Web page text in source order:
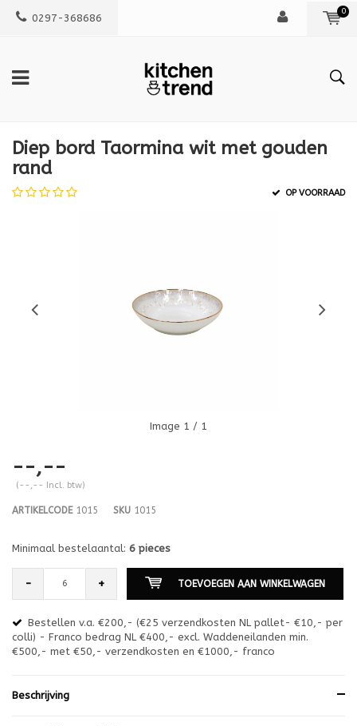
0297-368686
0
Diep bord Taormina wit met gouden
rand
OP VOORRAAD
Image 1 / 1
--,--
(--,-- Incl. btw)
ARTIKELCODE1015 SKU 1015
Minimaal bestelaantal: 6 pieces
- + TOEVOEGEN AAN WINKELWAGEN
Bestellen v.a. €200,- (€25 verzendkosten NL pallet- €10,- per
colli) - Franco bedrag NL €400,- excl. Waddeneilanden min.
€500,- met €50,- verzendkosten en €1000,- franco
Beschrijving